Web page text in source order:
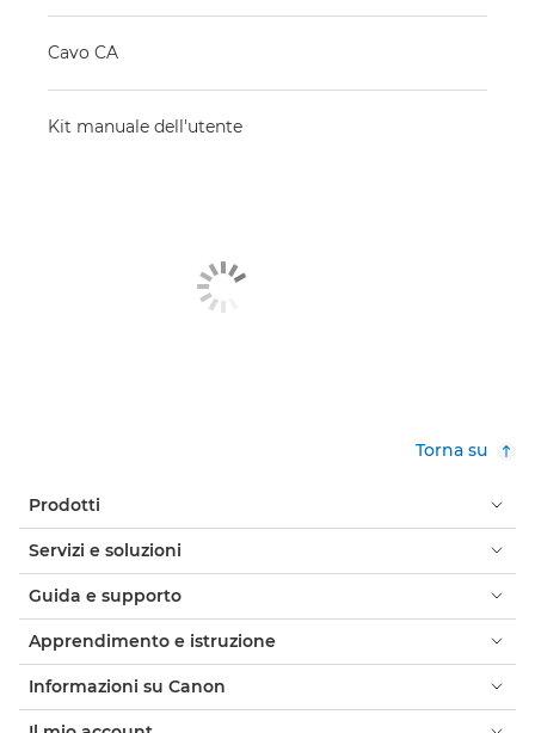
Cavo CA
Kit manuale dell'utente
Torna su
Prodotti
Servizi e soluzioni
Guida e supporto
Apprendimento e istruzione
Informazioni su Canon